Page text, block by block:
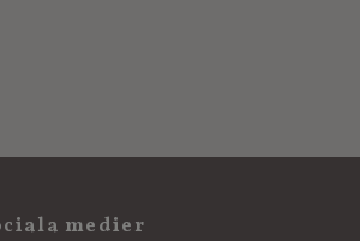
medier